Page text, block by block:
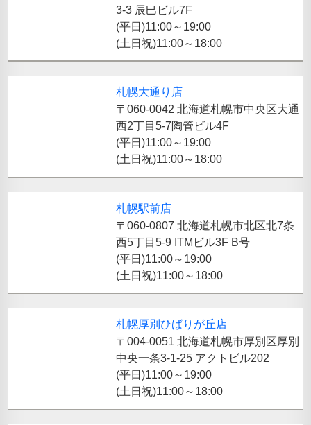
3-3 辰巳ビル7F
(平日)11:00～19:00
(土日祝)11:00～18:00
札幌大通り店
〒060-0042 北海道札幌市中央区大通
西2丁目5-7陶管ビル4F
(平日)11:00～19:00
(土日祝)11:00～18:00
札幌駅前店
〒060-0807 北海道札幌市北区北7条
西5丁目5-9 ITMビル3F B号
(平日)11:00～19:00
(土日祝)11:00～18:00
札幌厚別ひばりが丘店
〒004-0051 北海道札幌市厚別区厚別
中央一条3-1-25 アクトビル202
(平日)11:00～19:00
(土日祝)11:00～18:00